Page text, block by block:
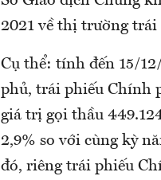
2021 về thị trường
Cụ thể: tính đến 15/
phủ, trái phiếu Chính
giá trị gọi thầu
2,9% so với cùng kỳ
đó, riêng trái phiếu